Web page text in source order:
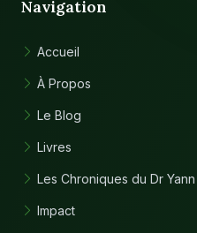
Navigation
Accueil
À Propos
Le Blog
Livres
Les Chroniques du Dr Yann
Impact